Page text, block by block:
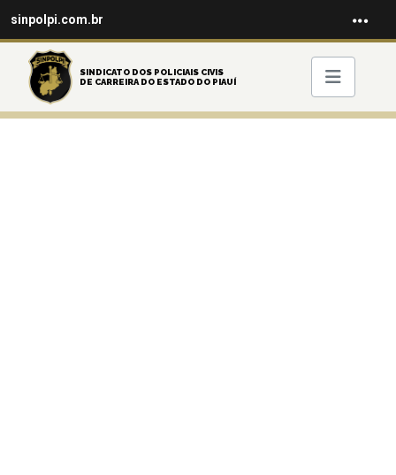
sinpolpi.com.br
SINDICATO DOS POLICIAIS CIVIS
DE CARREIRA DO ESTADO DO PIAUÍ